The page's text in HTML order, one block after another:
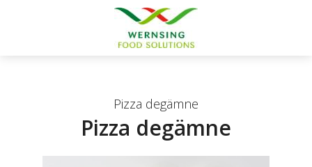
Pizza degämne
Pizza degämne